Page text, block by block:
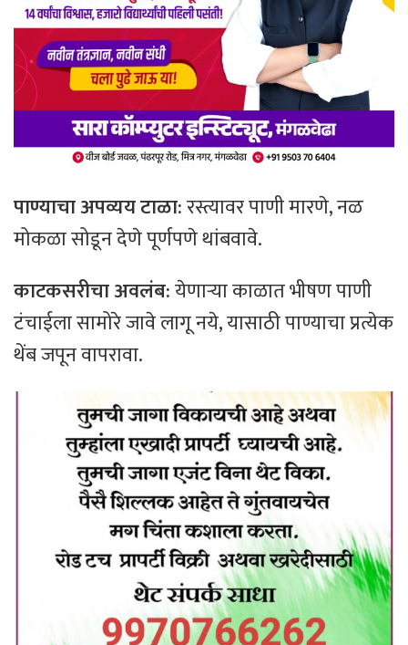
पाण्याचाअपव्ययटाळा:रस्त्यावर पाणी मारणे, नळ
मोकळा सोडून देणे पूर्णपणे थांबवावे.
काटकसरीचाअवलंब:येणाऱ्या काळात भीषण पाणी
टंचाईला सामोरे जावे लागू नये, यासाठी पाण्याचा प्रत्येक
थेंब जपून वापरावा.